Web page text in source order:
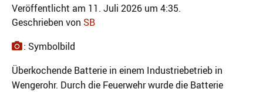
Veröffentlicht am 11. Juli 2026 um 4:35.
Geschrieben von SB
: Symbolbild
Überkochende Batterie in einem Industriebetrieb in
Wengerohr. Durch die Feuerwehr wurde die Batterie